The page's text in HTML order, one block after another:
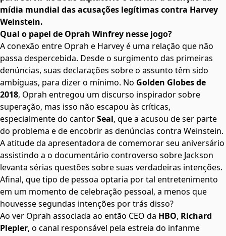
mídia mundial das acusações legítimas contra Harvey
Weinstein.
Qual o papel de Oprah Winfrey nesse jogo?
A conexão entre Oprah e Harvey é uma relação que não
passa despercebida. Desde o surgimento das primeiras
denúncias, suas declarações sobre o assunto têm sido
ambíguas, para dizer o mínimo. No Golden Globes de
2018, Oprah entregou um discurso inspirador sobre
superação, mas isso não escapou às críticas,
especialmente do cantorSeal, que a acusou de ser parte
do problema e de encobrir as denúncias contra Weinstein.
A atitude da apresentadora de comemorar seu aniversário
assistindo a o documentário controverso sobre Jackson
levanta sérias questões sobre suas verdadeiras intenções.
Afinal, que tipo de pessoa optaria por tal entretenimento
em um momento de celebração pessoal, a menos que
houvesse segundas intenções por trás disso?
Ao ver Oprah associada ao então CEO da HBO, Richard
Plepler, o canal responsável pela estreia do infanme